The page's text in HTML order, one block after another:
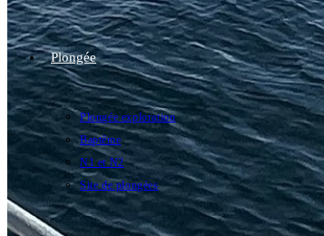
Plongée
Plongée exploration
Baptême
N1 et N2
Site de plongées